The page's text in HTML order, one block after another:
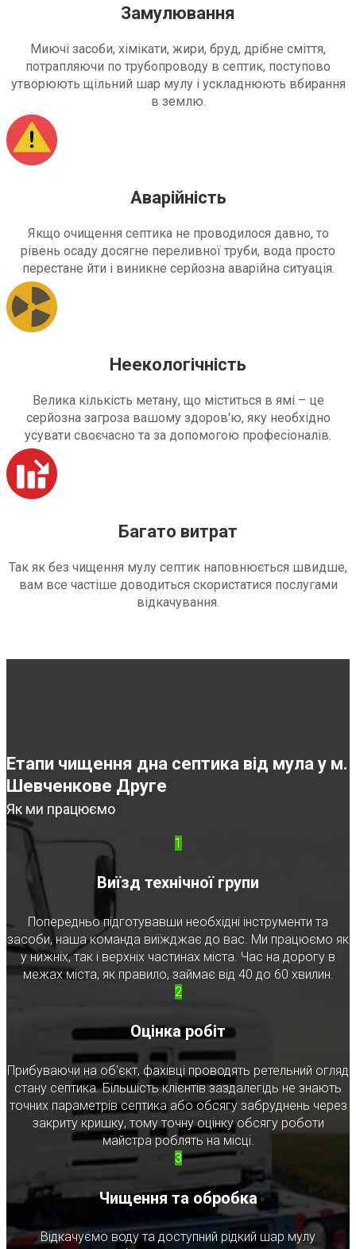
Замулювання
Миючі засоби, хімікати, жири, бруд, дрібне сміття,
потрапляючи по трубопроводу в септик, поступово
утворюють щільний шар мулу і ускладнюють вбирання
в землю.
Аварійність
Якщо очищення септика не проводилося давно, то
рівень осаду досягне переливної труби, вода просто
перестане йти і виникне серйозна аварійна ситуація.
Неекологічність
Велика кількість метану, що міститься в ямі – це
серйозна загроза вашому здоров'ю, яку необхідно
усувати своєчасно та за допомогою професіоналів.
Багато витрат
Так як без чищення мулу септик наповнюється швидше,
вам все частіше доводиться скористатися послугами
відкачування.
Етапи чищення дна септика від мула у м.
Шевченкове Друге
Як ми працюємо
1
Виїзд технічної групи
Попередньо підготувавши необхідні інструменти та
засоби, наша команда виїжджає до вас. Ми працюємо як
у нижніх, так і верхніх частинах міста. Час на дорогу в
межах міста, як правило, займає від 40 до 60 хвилин.
2
Оцінка робіт
Прибуваючи на об'єкт, фахівці проводять ретельний огляд
стану септика. Більшість клієнтів заздалегідь не знають
точних параметрів септика або обсягу забруднень через
закриту кришку, тому точну оцінку обсягу роботи
майстра роблять на місці.
3
Чищення та обробка
Відкачуємо воду та доступний рідкий шар мулу